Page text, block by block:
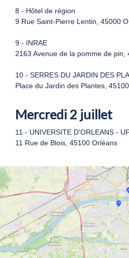
8 - Hôtel de région
9 Rue Saint-Pierre Lentin, 45000
9 - INRAE
2163 Avenue de la pomme de pin,
10 - SERRES DU JARDIN DES
Place du Jardin des Plantes,
Mercredi 2 juillet
11 - UNIVERSITE D'ORLEANS -
11 Rue de Blois, 45100 Orléans